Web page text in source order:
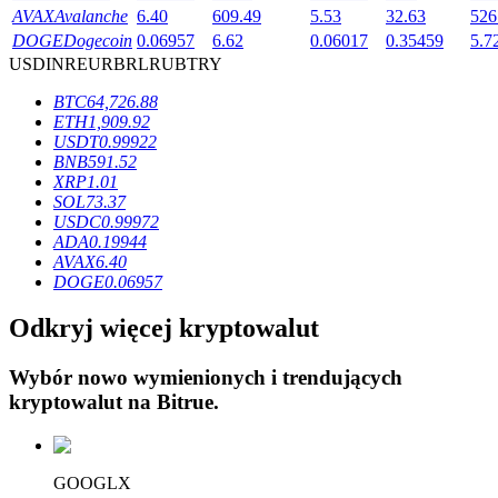
Blokady BTR
Ekskluzywne inwestycje dla posiadaczy BTR
Pożyczki
Usługa pożyczek wspieranych kryptowalutami
AVAXAvalanche 6.40 609.49 5.53 32.63
DOGEDogecoin 0.06957 6.62 0.06017 0.35459
USDINREURBRLRUBTRY
BTC64,726.88
ETH1,909.92
USDT0.99922
BNB591.52
XRP1.01
SOL73.37
USDC0.99972
ADA0.19944
AVAX6.40
DOGE0.06957
Odkryj więcej kryptowalut
Wybór nowo wymienionych i trendujących
kryptowalut na Bitrue.
GOOGLX